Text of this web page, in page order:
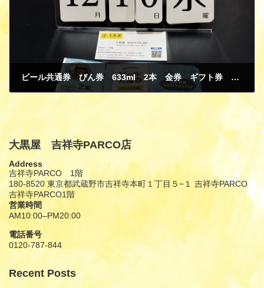
ビール共通券 びん券 633ml 2本 金券 ギフト券 商品券 買取
大黒屋 吉祥寺PARCO店
Address
吉祥寺PARCO 1階
180-8520 東京都武蔵野市吉祥寺本町１丁目５−１ 吉祥寺PARCO
吉祥寺PARCO1階
営業時間
AM10:00–PM20:00
電話番号
0120-787-844
Recent Posts